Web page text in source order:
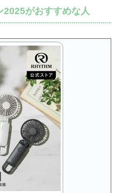
2025がおすすめな人